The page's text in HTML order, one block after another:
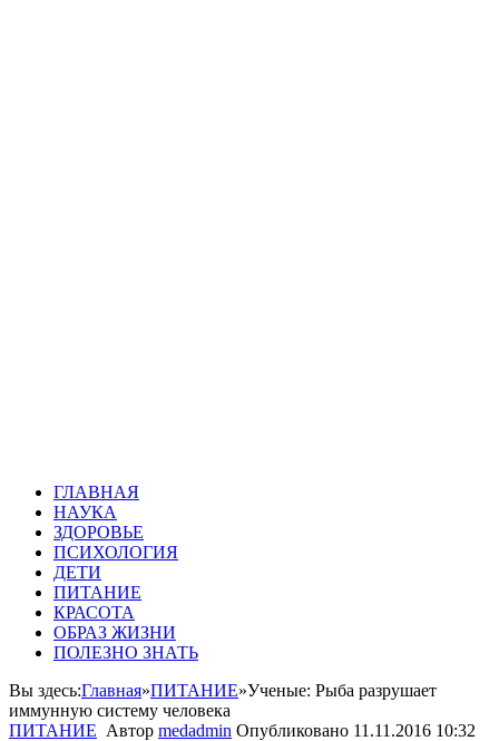
ГЛАВНАЯ
НАУКА
ЗДОРОВЬЕ
ПСИХОЛОГИЯ
ДЕТИ
ПИТАНИЕ
КРАСОТА
ОБРАЗ ЖИЗНИ
ПОЛЕЗНО ЗНАТЬ
Вы здесь:Главная»ПИТАНИЕ»Ученые: Рыба разрушает
иммунную систему человека
ПИТАНИЕ Автор medadmin Опубликовано 11.11.2016 10:32